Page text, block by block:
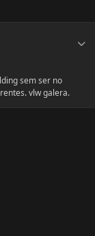
sem ser no
vlw galera.